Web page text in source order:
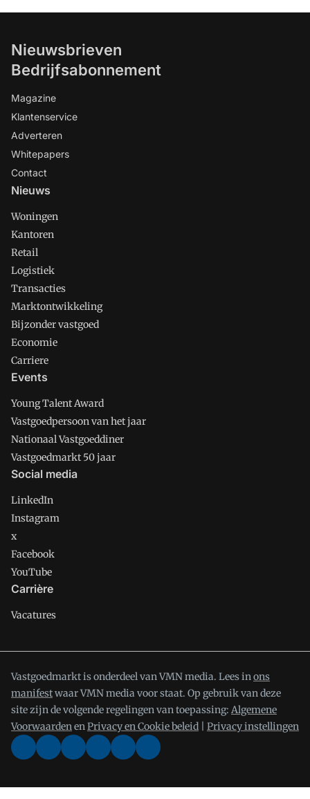
Nieuwsbrieven
Bedrijfsabonnement
Magazine
Klantenservice
Adverteren
Whitepapers
Contact
Nieuws
Woningen
Kantoren
Retail
Logistiek
Transacties
Marktontwikkeling
Bijzonder vastgoed
Economie
Carriere
Events
Young Talent Award
Vastgoedpersoon van het jaar
Nationaal Vastgoeddiner
Vastgoedmarkt 50 jaar
Social media
LinkedIn
Instagram
x
Facebook
YouTube
Carrière
Vacatures
Vastgoedmarkt is onderdeel van VMN media. Lees inons
manifestwaar VMN media voor staat. Op gebruik van deze
site zijn de volgende regelingen van toepassing: Algemene
VoorwaardenenPrivacy en Cookie beleid Privacy instellingen